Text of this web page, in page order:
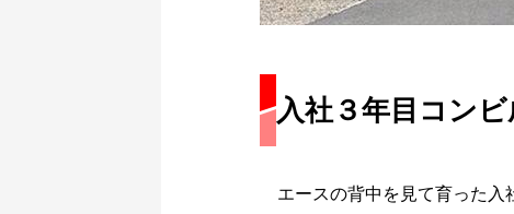
入社３年目コン
エースの背中を見て育った入